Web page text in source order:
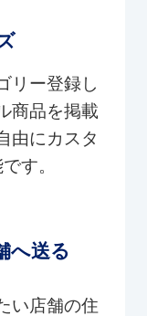
リー登録し
商品を掲載
由にカスタ
す。
へ送る
い店舗の住